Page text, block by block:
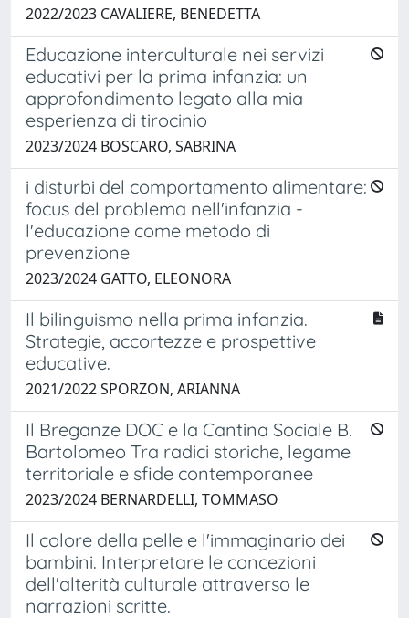
2022/2023 CAVALIERE, BENEDETTA
Educazione interculturale nei servizi
educativi per la prima infanzia: un
approfondimento legato alla mia
esperienza di tirocinio
2023/2024 BOSCARO, SABRINA
i disturbi del comportamento alimentare:
focus del problema nell'infanzia -
l'educazione come metodo di
prevenzione
2023/2024 GATTO, ELEONORA
Il bilinguismo nella prima infanzia.
Strategie, accortezze e prospettive
educative.
2021/2022 SPORZON, ARIANNA
Il Breganze DOC e la Cantina Sociale B.
Bartolomeo Tra radici storiche, legame
territoriale e sfide contemporanee
2023/2024 BERNARDELLI, TOMMASO
Il colore della pelle e l'immaginario dei
bambini. Interpretare le concezioni
dell'alterità culturale attraverso le
narrazioni scritte.